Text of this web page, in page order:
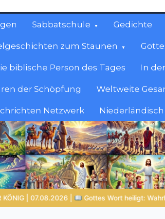
Sabbatschule Gedichte
zum Staunen
biblische Person des Tages In
der Schöpfung Weltweite
Netzwerk Niederländisch
Wort heiligt: Wahrheit, die den Charakter formt